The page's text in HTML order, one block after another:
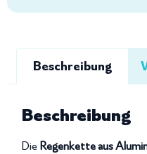
Beschreibung
Beschreibung
DieRegenkette aus